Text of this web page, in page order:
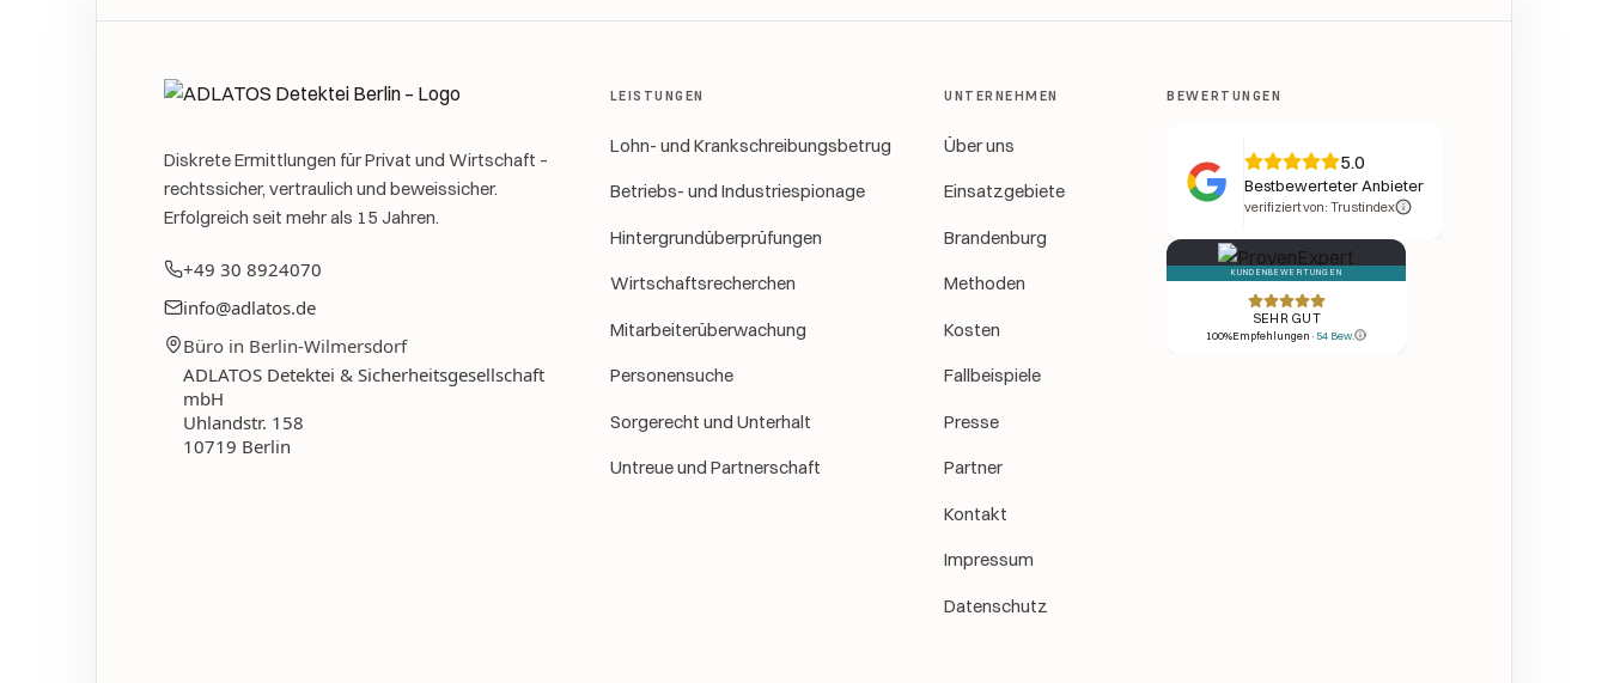
Diskrete Ermittlungen für Privat und Wirtschaft –
rechtssicher, vertraulich und beweissicher.
Erfolgreich seit mehr als 15 Jahren.
+49 30 8924070
info@adlatos.de
Büro in Berlin-Wilmersdorf
ADLATOS Detektei & Sicherheitsgesellschaft
mbH
Uhlandstr. 158
10719 Berlin
LEISTUNGEN
Lohn- und Krankschreibungsbetrug
Betriebs- und Industriespionage
Hintergrundüberprüfungen
Wirtschaftsrecherchen
Mitarbeiterüberwachung
Personensuche
Sorgerecht und Unterhalt
Untreue und Partnerschaft
UNTERNEHMEN
Über uns
Einsatzgebiete
Brandenburg
Methoden
Kosten
Fallbeispiele
Presse
Partner
Kontakt
Impressum
Datenschutz
BEWERTUNGEN
5.0
Bestbewerteter Anbieter
verifiziert von: Trustindex
KUNDENBEWERTUNGEN
SEHR GUT
100%Empfehlungen · 54 Bew.